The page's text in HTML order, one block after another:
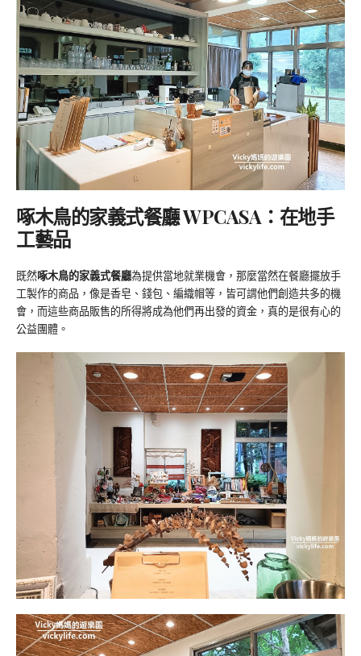
啄木鳥的家義式餐廳 WPCASA：在地手
工藝品
既然啄木鳥的家義式餐廳為提供當地就業機會，那麼當然在餐廳擺放手
工製作的商品，像是香皂、錢包、編織帽等，皆可謂他們創造共多的機
會，而這些商品販售的所得將成為他們再出發的資金，真的是很有心的
公益團體。